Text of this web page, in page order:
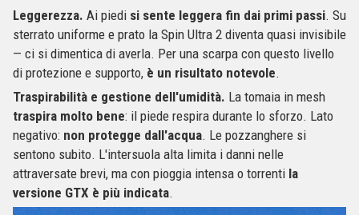
Leggerezza. Ai piedi si sente leggera fin dai primi passi. Su
sterrato uniforme e prato la Spin Ultra 2 diventa quasi invisibile
— ci si dimentica di averla. Per una scarpa con questo livello
di protezione e supporto, è un risultato notevole.
Traspirabilità e gestione dell'umidità. La tomaia in mesh
traspira molto bene: il piede respira durante lo sforzo. Lato
negativo: non protegge dall'acqua. Le pozzanghere si
sentono subito. L'intersuola alta limita i danni nelle
attraversate brevi, ma con pioggia intensa o torrenti la
versione GTX è più indicata.